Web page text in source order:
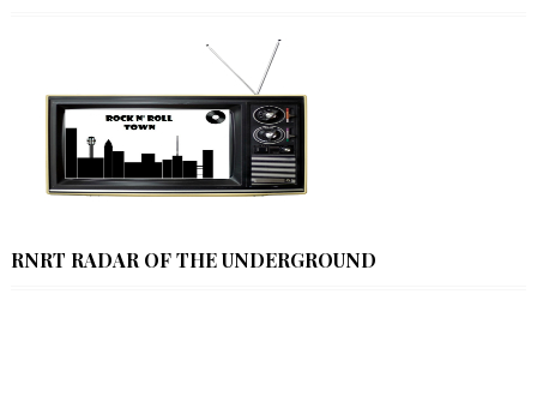
RNRT RADAR OF THE UNDERGROUND